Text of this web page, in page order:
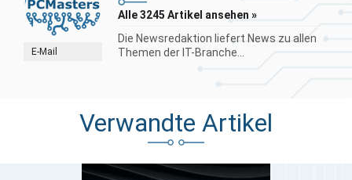
E-Mail
Alle 3245 Artikel ansehen »
Die Newsredaktion liefert News zu allen
Themen der IT-Branche...
Verwandte Artikel